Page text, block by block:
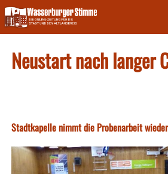
Skip
to
content
Neustart nach langer
Stadtkapelle nimmt die Probenarbeit